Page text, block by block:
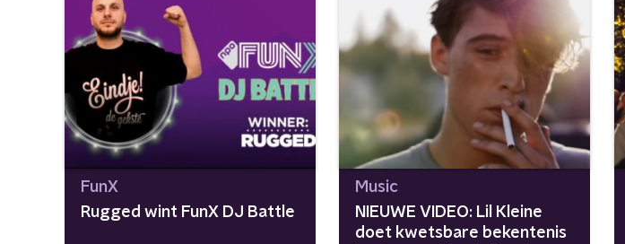
FunX
Rugged wint FunX DJ Battle
Music
NIEUWE VIDEO: Lil Kleine
doet kwetsbare bekentenis